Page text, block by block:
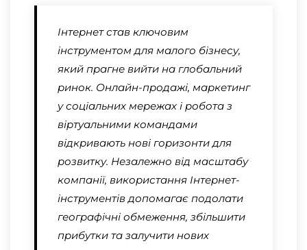
Інтернет став ключовим
інструментом для малого бізнесу,
який прагне вийти на глобальний
ринок. Онлайн-продажі, маркетинг
у соціальних мережах і робота з
віртуальними командами
відкривають нові горизонти для
розвитку. Незалежно від масштабу
компанії, використання Інтернет-
інструментів допомагає подолати
географічні обмеження, збільшити
прибутки та залучити нових